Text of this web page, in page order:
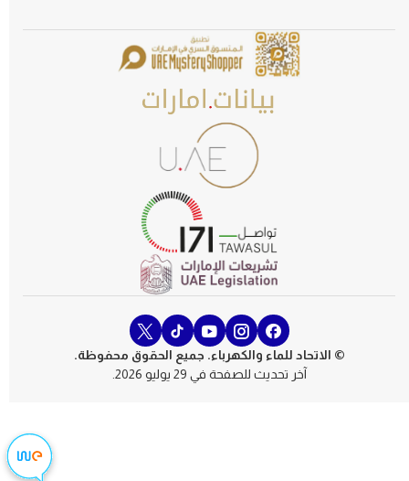
© الاتحاد للماء والكهرباء. جميع الحقوق محفوظة.
آخر تحديث للصفحة في 29 يوليو 2026.